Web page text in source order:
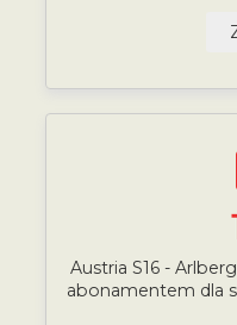
Austria S16 -
abonamentem dla